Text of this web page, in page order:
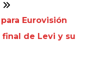
Eurovisión
final de Levi y su